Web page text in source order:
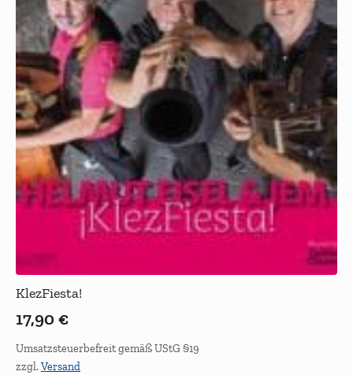
KlezFiesta!
17,90 €
Umsatzsteuerbefreit gemäß UStG §19
zzgl.Versand